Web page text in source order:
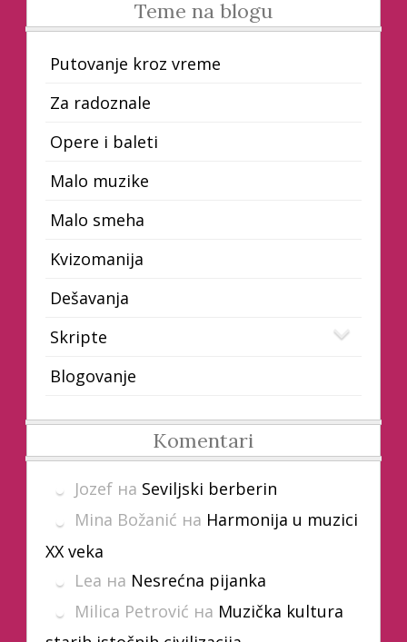
Teme na blogu
Putovanje kroz vreme
Za radoznale
Opere i baleti
Malo muzike
Malo smeha
Kvizomanija
Dešavanja
Skripte
Blogovanje
Komentari
Jozefна Seviljski berberin
Mina Božanić на Harmonija u muzici
XX veka
Lea на Nesrećna pijanka
Milica Petrović на Muzička kultura